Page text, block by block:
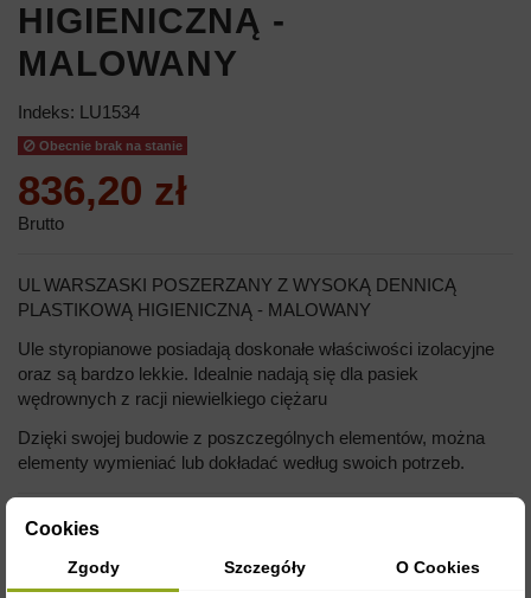
HIGIENICZNĄ -
MALOWANY
Indeks: LU1534
Obecnie brak na stanie
836,20 zł
Brutto
UL WARSZASKI POSZERZANY Z WYSOKĄ DENNICĄ
PLASTIKOWĄ HIGIENICZNĄ - MALOWANY
Ule styropianowe posiadają doskonałe właściwości izolacyjne
oraz są bardzo lekkie. Idealnie nadają się dla pasiek
wędrownych z racji niewielkiego ciężaru
Dzięki swojej budowie z poszczególnych elementów, można
elementy wymieniać lub dokładać według swoich potrzeb.
Cookies
Zgody Szczegóły O Cookies